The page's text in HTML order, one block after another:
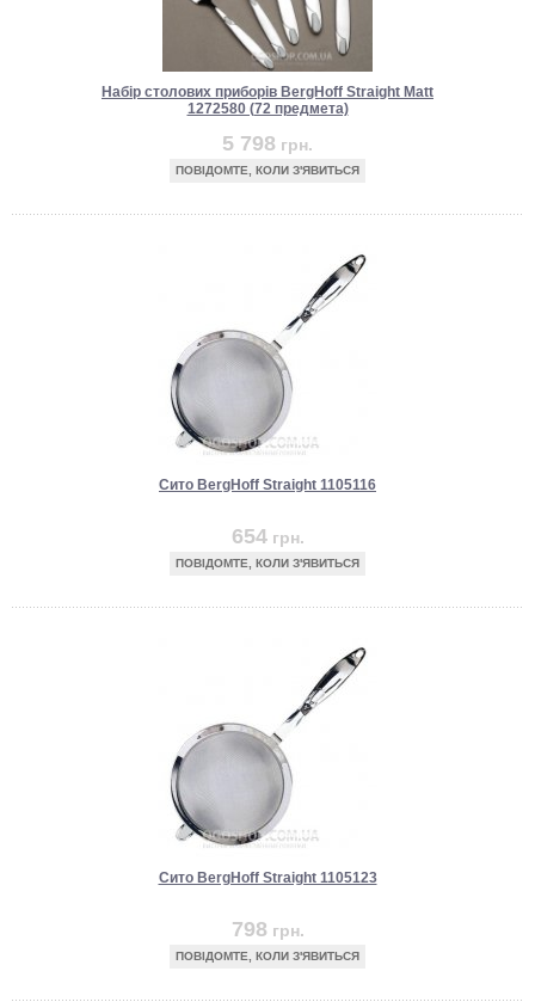
Набір столових приборів BergHoff Straight Matt
1272580 (72 предмета)
5 798 грн.
ПОВІДОМТЕ, КОЛИ З'ЯВИТЬСЯ
Сито BergHoff Straight 1105116
654 грн.
ПОВІДОМТЕ, КОЛИ З'ЯВИТЬСЯ
Сито BergHoff Straight 1105123
798 грн.
ПОВІДОМТЕ, КОЛИ З'ЯВИТЬСЯ